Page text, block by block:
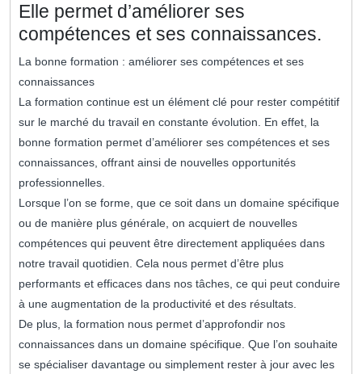
Elle permet d’améliorer ses
compétences et ses connaissances.
La bonne formation : améliorer ses compétences et ses
connaissances
La formation continue est un élément clé pour rester compétitif
sur le marché du travail en constante évolution. En effet, la
bonne formation permet d’améliorer ses compétences et ses
connaissances, offrant ainsi de nouvelles opportunités
professionnelles.
Lorsque l’on se forme, que ce soit dans un domaine spécifique
ou de manière plus générale, on acquiert de nouvelles
compétences qui peuvent être directement appliquées dans
notre travail quotidien. Cela nous permet d’être plus
performants et efficaces dans nos tâches, ce qui peut conduire
à une augmentation de la productivité et des résultats.
De plus, la formation nous permet d’approfondir nos
connaissances dans un domaine spécifique. Que l’on souhaite
se spécialiser davantage ou simplement rester à jour avec les